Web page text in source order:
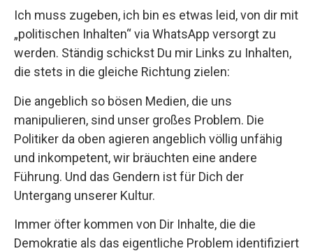
Ich muss zugeben, ich bin es etwas leid, von dir mit
„politischen Inhalten“ via WhatsApp versorgt zu
werden. Ständig schickst Du mir Links zu Inhalten,
die stets in die gleiche Richtung zielen:
Die angeblich so bösen Medien, die uns
manipulieren, sind unser großes Problem. Die
Politiker da oben agieren angeblich völlig unfähig
und inkompetent, wir bräuchten eine andere
Führung. Und das Gendern ist für Dich der
Untergang unserer Kultur.
Immer öfter kommen von Dir Inhalte, die die
Demokratie als das eigentliche Problem identifiziert